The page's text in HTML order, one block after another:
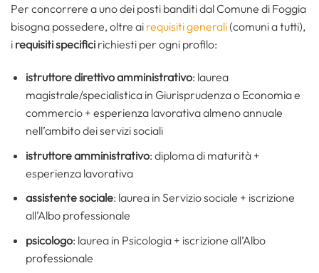
Per concorrere a uno dei posti banditi dal Comune di Foggia
bisogna possedere, oltre ai requisiti generali(comuni a tutti),
i requisiti specifici richiesti per ogni profilo:
istruttore direttivo amministrativo: laurea
magistrale/specialistica in Giurisprudenza o Economia e
commercio + esperienza lavorativa almeno annuale
nell’ambito dei servizi sociali
istruttore amministrativo: diploma di maturità +
esperienza lavorativa
assistente sociale: laurea in Servizio sociale + iscrizione
all’Albo professionale
psicologo: laurea in Psicologia + iscrizione all’Albo
professionale